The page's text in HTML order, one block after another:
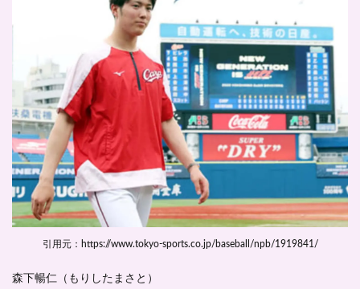
2
森下
暢仁
が愛
用す
るネ
ック
レス
はど
この
も
の？
森下
引用元：https://www.tokyo-sports.co.jp/baseball/npb/1919841/
森下暢仁（もりしたまさと）